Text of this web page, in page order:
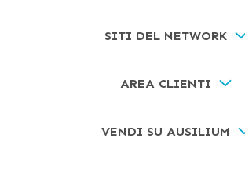
SITI DEL NETWORK
AREA CLIENTI
VENDI SU AUSILIUM